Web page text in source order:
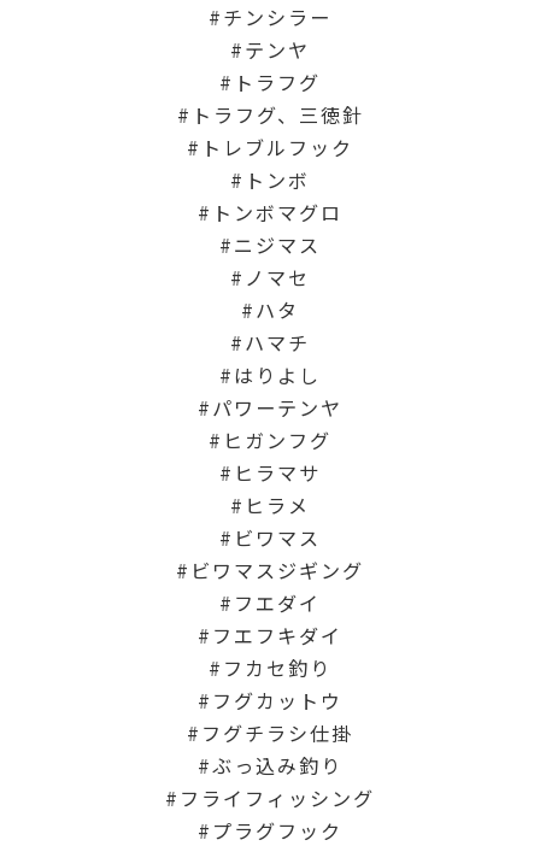
チンシラー
テンヤ
トラフグ
トラフグ、三徳針
トレブルフック
トンボ
トンボマグロ
ニジマス
ノマセ
ハタ
ハマチ
はりよし
パワーテンヤ
ヒガンフグ
ヒラマサ
ヒラメ
ビワマス
ビワマスジギング
フエダイ
フエフキダイ
フカセ釣り
フグカットウ
フグチラシ仕掛
ぶっ込み釣り
フライフィッシング
プラグフック